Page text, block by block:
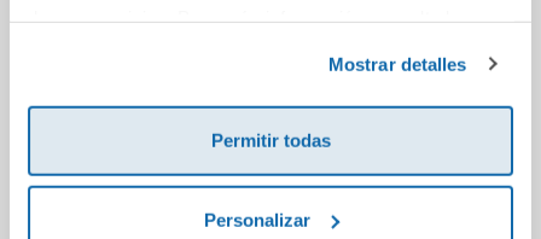
Mostrar detalles
Permitir todas
Personalizar
Manual de ghosting
con cantos
Comprar
Piel de cuervo
(edición especial
con cantos
tintados)
Comprar